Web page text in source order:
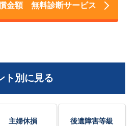
金額 無料診断サービス
ト別に見る
主婦休損 後遺障害等級